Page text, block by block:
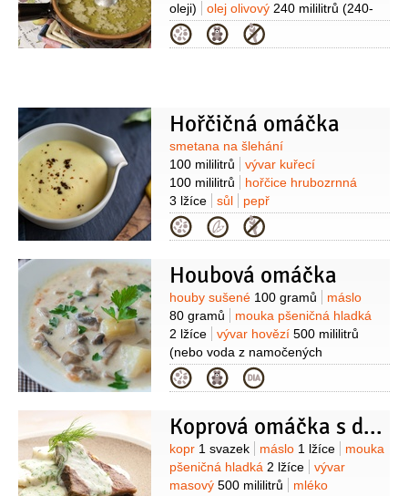
oleji)
olej olivový 240 mililitrů (240-
250 ml)
máslo50 gramů
((mrkev, čekanka, řapíkatý celer,
Kategorie
Hořčičná omáčka
Suroviny
smetana na šlehání
100 mililitrů
vývar kuřecí
100 mililitrů
hořčice hrubozrnná
3 lžíce
sůl pepř
Kategorie
Houbová omáčka
Suroviny
houby sušené 100 gramů
máslo
80 gramů
mouka pšeničná hladká
2 lžíce
vývar hovězí 500 mililitrů
(nebo voda z namočených
hub)
kmín
1 špetka
(drcený)
smetana na šlehání
100 mililitrů
petržel hladkolistá
1/2
svazku šťáva citronová
(z 1/2
citronu)
Kategorie
Koprová omáčka s domácím knedlíkem
Suroviny
kopr 1 svazek máslo 1 lžíce
mouka
pšeničná hladká 2 lžíce
vývar
masový 500 mililitrů
mléko